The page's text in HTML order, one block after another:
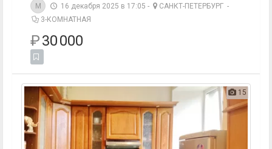
M 16 декабря 2025 в 17:05 - САНКТ-ПЕТЕРБУРГ -
3-КОМНАТНАЯ
₽30 000
15